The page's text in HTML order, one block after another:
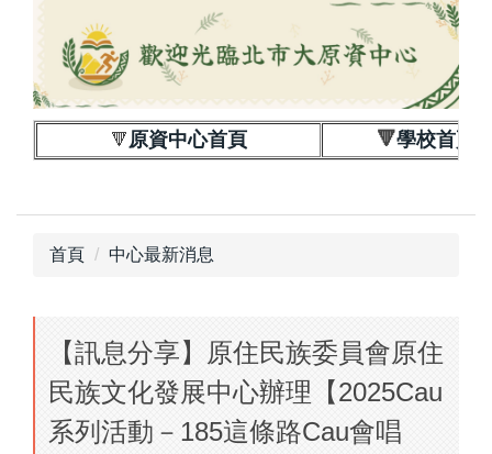
🔻 原資中心首頁 🔻學校首頁
首頁 中心最新消息
【訊息分享】原住民族委員會原住
民族文化發展中心辦理【2025Cau
系列活動－185這條路Cau會唱